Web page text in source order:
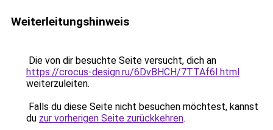
Weiterleitungshinweis
Die von dir besuchte Seite versucht, dich an
https://crocus-design.ru/6DvBHCH/7TTAf6I.html
weiterzuleiten.
Falls du diese Seite nicht besuchen möchtest, kannst
du zur vorherigen Seite zurückkehren.